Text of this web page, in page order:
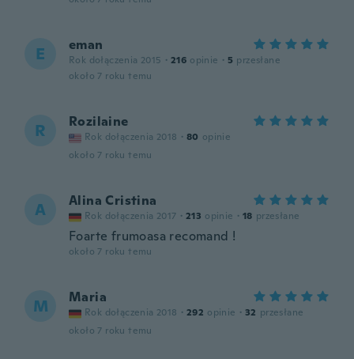
E eman
Rok dołączenia 2015 · 216 opinie · 5 przesłane
około 7 roku temu
R Rozilaine
Rok dołączenia 2018 · 80 opinie
około 7 roku temu
A Alina Cristina
Rok dołączenia 2017 · 213 opinie · 18 przesłane
Foarte frumoasa recomand !
około 7 roku temu
M Maria
Rok dołączenia 2018 · 292 opinie · 32 przesłane
około 7 roku temu